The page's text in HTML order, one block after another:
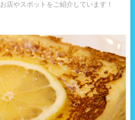
店やスポットをご紹介しています！